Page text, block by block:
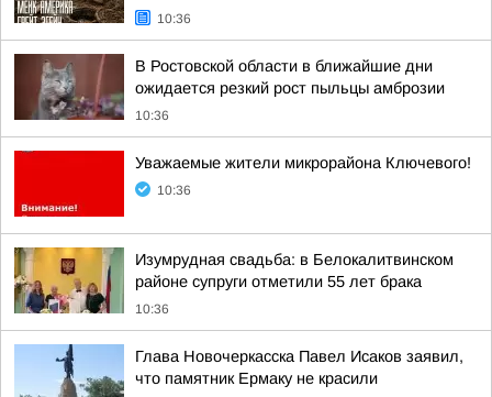
10:36
В Ростовской области в ближайшие дни
ожидается резкий рост пыльцы амброзии
10:36
Уважаемые жители микрорайона Ключевого!
10:36
Изумрудная свадьба: в Белокалитвинском
районе супруги отметили 55 лет брака
10:36
Глава Новочеркасска Павел Исаков заявил,
что памятник Ермаку не красили